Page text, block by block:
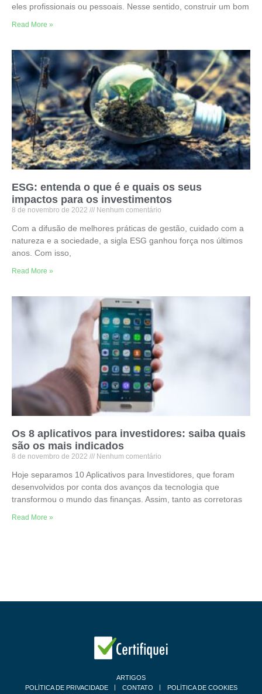
eles profissionais ou pessoais. Nesse sentido, construir um bom
Read More »
ESG: entenda o que é e quais os seus
impactos para os investimentos
8 de novembro de 2022 Nenhum comentário
Com a difusão de melhores práticas de gestão, cuidado com a
natureza e a sociedade, a sigla ESG ganhou força nos últimos
anos. Com isso,
Read More »
Os 8 aplicativos para investidores: saiba quais
são os mais indicados
8 de novembro de 2022 Nenhum comentário
Hoje separamos 10 Aplicativos para Investidores, que foram
desenvolvidos por conta dos avanços da tecnologia que
transformou o mundo das finanças. Assim, tanto as corretoras
Read More »
ARTIGOS
POLÍTICA DE PRIVACIDADE
CONTATO POLÍTICA DE COOKIES